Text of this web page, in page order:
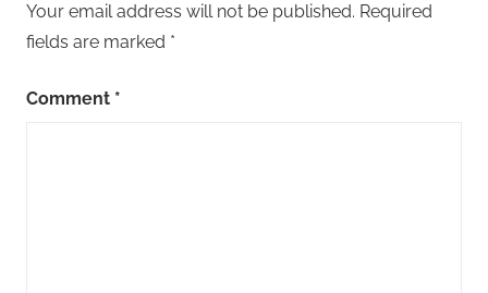
Your email address will not be published. Required
fields are marked *
Comment *